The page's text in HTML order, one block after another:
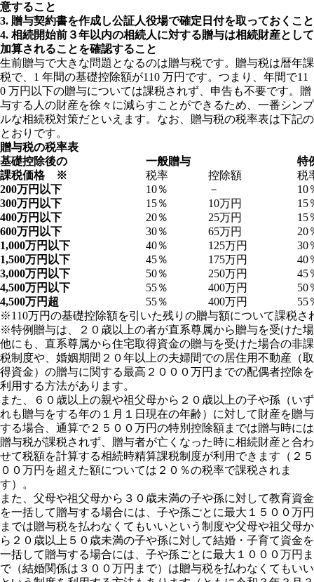
意すること
3. 贈与契約書を作成し公証人役場で確定日付を取っておくこと
4. 相続開始前３年以内の相続人に対する贈与は相続財産として
加算されることを確認すること
生前贈与で大きな問題となるのは贈与税です。贈与税は暦年課
税で、 1 年間の基礎控除額が110 万円です。つまり、年間で11
0 万円以下の贈与については課税されず、申告も不要です。贈
与する人の財産を徐々に減らすことができるため、一番シンプ
ルな相続税対策だといえます。なお、贈与税の税率表は下記の
とおりです。
贈与税の税率表
基礎控除後の
課税価格 ※
一般贈与
特
税率
控除額
税
200万円以下 10％ －
10
300万円以下 15％ 10万円
15
400万円以下 20％ 25万円
15
600万円以下 30％ 65万円
20
1,000万円以下 40％ 125万円
30
1,500万円以下 45％ 175万円
40
3,000万円以下 50％ 250万円
45
4,500万円以下 55％ 400万円
50
4,500万円超 55％ 400万円
55
※110万円の基礎控除額を引いた残りの贈与額について課税さ
※特例贈与は、２０歳以上の者が直系尊属から贈与を受けた
他にも、直系尊属から住宅取得資金の贈与を受けた場合の非課
税制度や、婚姻期間２０年以上の夫婦間での居住用不動産（取
得資金）の贈与に関する最高２０００万円までの配偶者控除を
利用する方法があります。
また、６０歳以上の親や祖父母から２０歳以上の子や孫（いず
れも贈与をする年の１月１日現在の年齢）に対して財産を贈与
する場合、通算で２５００万円の特別控除額までは贈与時には
贈与税が課税されず、贈与者が亡くなった時に相続財産と合わ
せて税額を計算する相続時精算課税制度が利用できます（２５
００万円を超えた額については２０％の税率で課税されま
す）。
また、父母や祖父母から３０歳未満の子や孫に対して教育資金
を一括して贈与する場合には、子や孫ごとに最大１５００万円
までは贈与税を払わなくてもいいという制度や父母や祖父母か
ら２０歳以上５０歳未満の子や孫に対して結婚・子育て資金を
一括して贈与する場合には、子や孫ごとに最大１０００万円ま
で（結婚関係は３００万円まで）は贈与税を払わなくてもいい